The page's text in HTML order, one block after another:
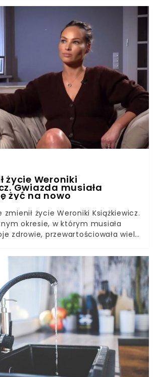
Ryzyko wystąpienia tego
wraz z wiekiem.Zdrowie jest
Warto to mieć na uwadze,
ciało. Strupki, które wyglądają
i pojawiają się głównie w
zazwyczaj nie budzą naszego
powinny. To może być
raka kolczystokomórkowego
z najczęstszych raków skóry –
Jak podaje portal
aż 30 proc. przypadków
może dotyczyć raka
.
życie Weroniki
Gwiazda musiała
żyć na nowo
zmienił życie Weroniki Książkiewicz.
okresie, w którym musiała
zdrowie, przewartościowała wiele
i walczyć z problemami
bolesnym rozstaniem. Weronika
ukrywa, że w ciągu ostatnich
wiele. Rak i zakończenie
swojego syna były dla niej
Szukała sposobów na przetrwanie,
z nich okazał się skuteczny i jest
dziś. Wyznała, że bez tego byłoby